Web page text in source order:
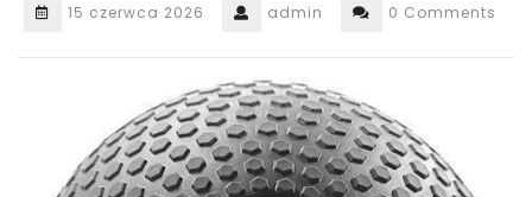
15 czerwca 2026 admin 0 Comments